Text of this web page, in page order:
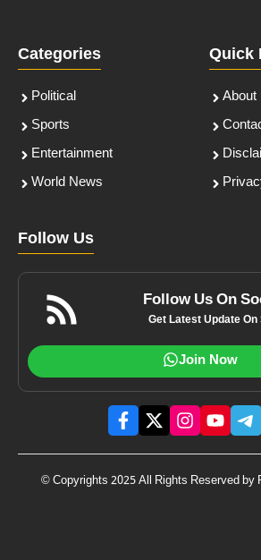
Categories
Political
Sports
Entertainment
World News
Quick
About
Follow Us
Follow Us On
Get Latest Update On
Join Now
© Copyrights 2025 All Rights Reserved by